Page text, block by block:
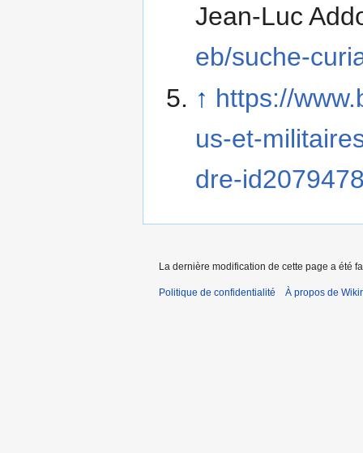
Jean-Luc
eb/suche-
↑ https://
us-et-
dre-
La dernière modification de cette page a été
Politique de confidentialité À propos de